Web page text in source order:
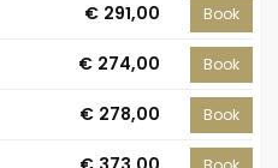
Book
€ 291,00
Book
€ 274,00
Book
€ 278,00